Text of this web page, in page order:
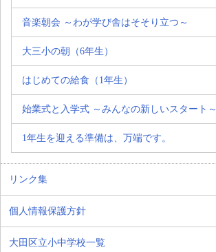
音楽朝会 ～わが学び舎はそそり立つ～
大三小の朝（6年生）
はじめての給食（1年生）
始業式と入学式 ～みんなの新しいスタート～
1年生を迎える準備は、万端です。
リンク集
個人情報保護方針
大田区立小中学校一覧